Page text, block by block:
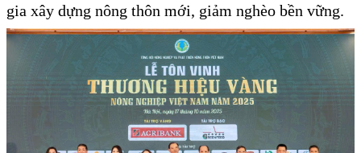
gia xây dựng nông thôn mới, giảm nghèo bền vững.